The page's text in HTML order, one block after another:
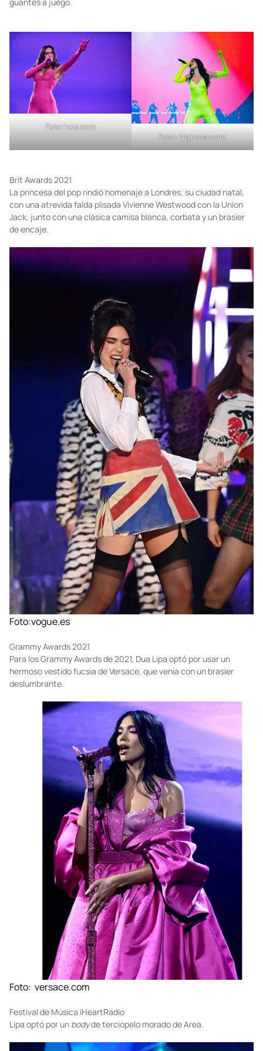
Para su gira Future Nostalgia, Dua optó por monos Balenciaga
hechos a medida en rosa intenso y encaje verde lima junto con
guantes a juego.
Fotohola.com
Foto:highxtar.com
Brit Awards 2021
La princesa del pop rindió homenaje a Londres, su ciudad natal,
con una atrevida falda plisada Vivienne Westwood con la Union
Jack, junto con una clásica camisa blanca, corbata y un brasier
Foto:vogue.es
Grammy Awards 2021
Para los Grammy Awards de 2021, Dua Lipa optó por usar un
hermoso vestido fucsia de Versace, que venía con un brasier
deslumbrante.
Foto:versace.com